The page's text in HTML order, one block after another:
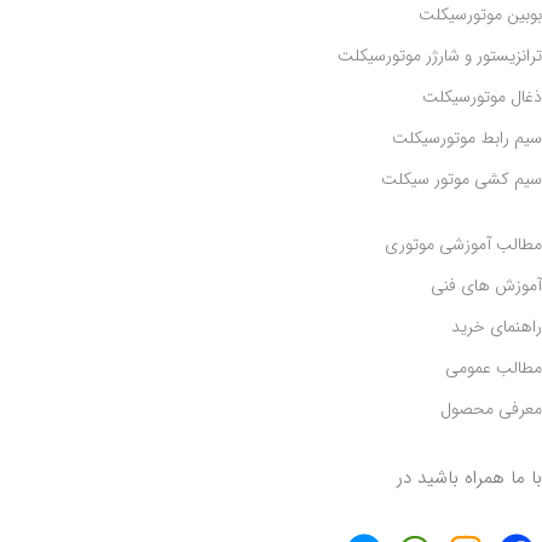
بوبین موتورسیکلت
ترانزیستور و شارژر موتورسیکلت
ذغال موتورسیکلت
سیم رابط موتورسیکلت
سیم کشی موتور سیکلت
مطالب آموزشی موتوری
آموزش های فنی
راهنمای خرید
مطالب عمومی
معرفی محصول
با ما همراه باشید در